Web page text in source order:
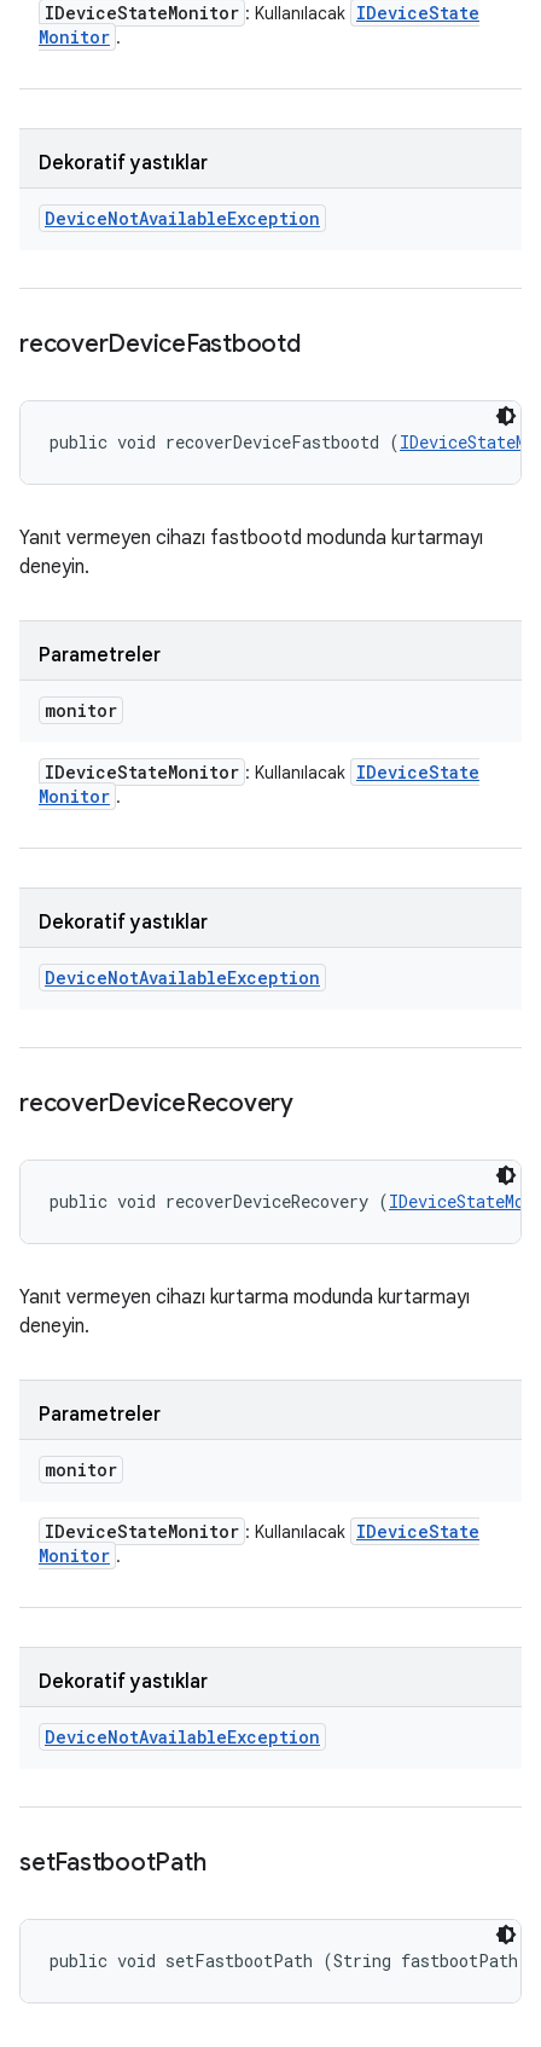
IDeviceStateMonitor : Kullanılacak IDeviceState
Monitor .
Dekoratif yastıklar
DeviceNotAvailableException
recoverDeviceFastbootd
public void recoverDeviceFastbootd (
Yanıt vermeyen cihazı fastbootd modunda kurtarmayı
deneyin.
Parametreler
monitor
IDeviceStateMonitor : Kullanılacak IDeviceState
Monitor .
Dekoratif yastıklar
DeviceNotAvailableException
recoverDeviceRecovery
public void recoverDeviceRecovery (
Yanıt vermeyen cihazı kurtarma modunda kurtarmayı
deneyin.
Parametreler
monitor
IDeviceStateMonitor : Kullanılacak IDeviceState
Monitor .
Dekoratif yastıklar
DeviceNotAvailableException
setFastbootPath
public void setFastbootPath (String fastbootPath)